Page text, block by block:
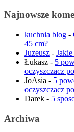
Najnowsze
kuchnia blog -
45 cm?
Juzeusz -
Łukasz - 5
oczyszczacz
JoAsia - 5
oczyszczacz
Darek - 5
Archiwa